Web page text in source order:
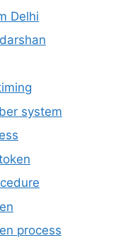
Delhi
system
process